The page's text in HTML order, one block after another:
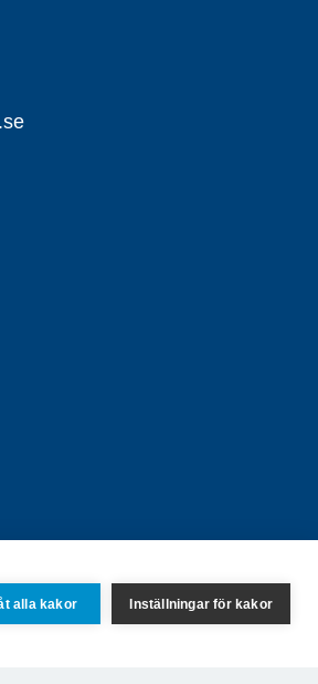
alla kakor Inställningar för kakor